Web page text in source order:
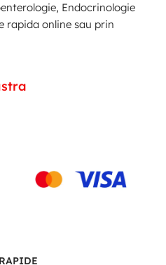
Endocrinologie
rapida online sau prin